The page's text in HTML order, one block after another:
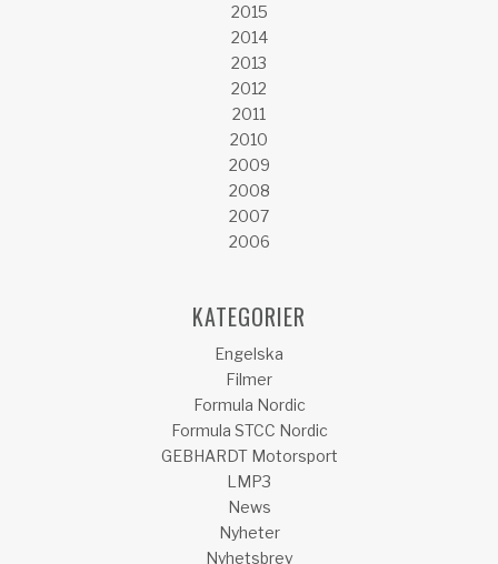
2015
2014
2013
2012
2011
2010
2009
2008
2007
2006
KATEGORIER
Engelska
Filmer
Formula Nordic
Formula STCC Nordic
GEBHARDT Motorsport
LMP3
News
Nyheter
Nyhetsbrev